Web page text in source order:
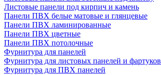
Листовые панели под кирпич и камень
Панели ПВХ белые матовые и глянцевые
Панели ПВХ ламинированные
Панели ПВХ цветные
Панели ПВХ потолочные
Фурнитура для панелей
Фурнитура для листовых панелей и фартуков
Фурнитура для ПВХ панелей